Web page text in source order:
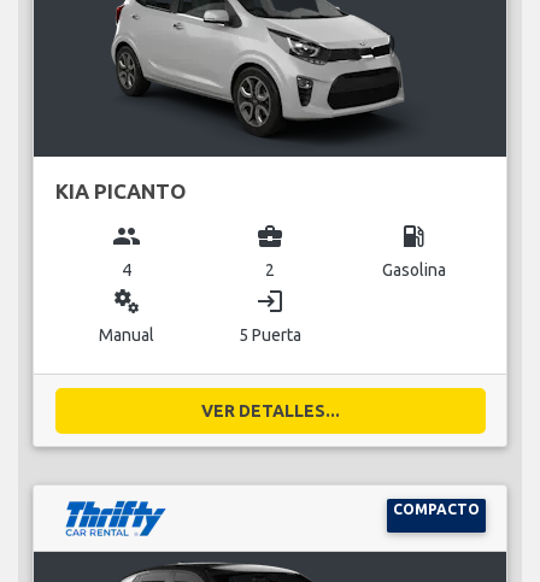
KIA PICANTO
group
4
business_center
2
local_gas_station
Gasolina
miscellaneous_services
Manual
login
5 Puerta
VER DETALLES...
COMPACTO